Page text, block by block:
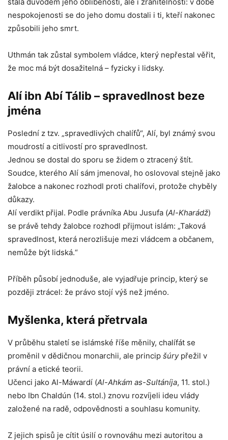
nespokojenosti se do jeho domu dostali i ti, kteří nakonec
způsobili jeho smrt.
Uthmán tak zůstal symbolem vládce, který nepřestal věřit,
že moc má být dosažitelná – fyzicky i lidsky.
Alí ibn Abí Tálib – spravedlnost beze
jména
Poslední z tzv. „spravedlivých chalífů“, Alí, byl známý svou
moudrostí a citlivostí pro spravedlnost.
Jednou se dostal do sporu se židem o ztracený štít.
Soudce, kterého Alí sám jmenoval, ho oslovoval stejně jako
žalobce a nakonec rozhodl proti chalífovi, protože chyběly
důkazy.
Alí verdikt přijal. Podle právníka Abu Jusufa (Al-Kharádž)
se právě tehdy žalobce rozhodl přijmout islám: „Taková
spravedlnost, která nerozlišuje mezi vládcem a občanem,
nemůže být lidská.“
Příběh působí jednoduše, ale vyjadřuje princip, který se
později ztrácel: že právo stojí výš než jméno.
Myšlenka, která přetrvala
V průběhu staletí se islámské říše měnily, chalífát se
proměnil v dědičnou monarchii, ale princip šúrypřežil v
právní a etické teorii.
Učenci jako Al-Máwardí (Al-Ahkám as-Sultáníja, 11. stol.)
nebo Ibn Chaldún (14. stol.) znovu rozvíjeli ideu vlády
založené na radě, odpovědnosti a souhlasu komunity.
Z jejich spisů je cítit úsilí o rovnováhu mezi autoritou a